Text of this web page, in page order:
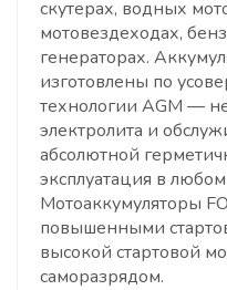
скутерах, водных
мотовездеходах,
генераторах.
изготовлены по
технологии AGM —
электролита и
абсолютной
эксплуатация в
Мотоаккумуляторы
повышенными
высокой стартовой
саморазрядом.